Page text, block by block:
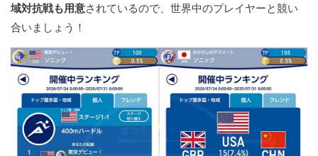
域対抗戦も用意されているので、世界中のプレイヤーと競い
合いましょう！